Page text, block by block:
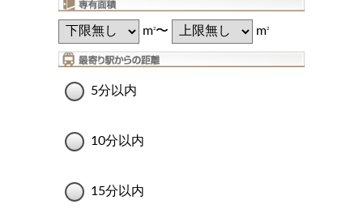
m2〜 m2
5分以内
10分以内
15分以内